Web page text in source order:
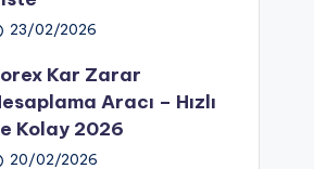
23/02/2026
Kar Zarar
Aracı – Hızlı
Kolay 2026
20/02/2026